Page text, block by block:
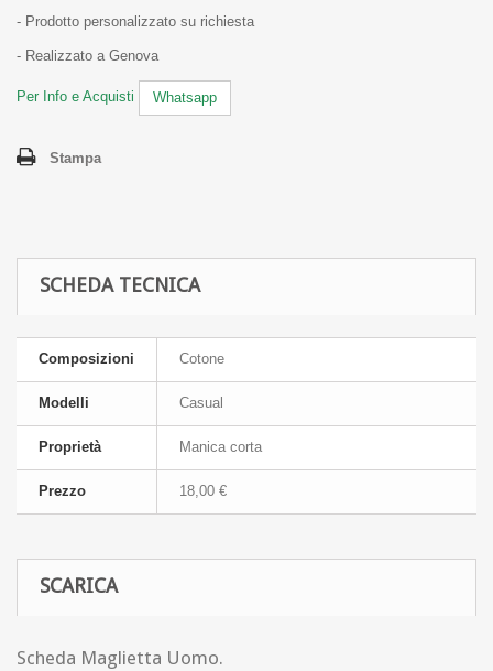
- Prodotto personalizzato su richiesta
- Realizzato a Genova
Per Info e Acquisti Whatsapp
Stampa
SCHEDA TECNICA
Composizioni Cotone
Modelli Casual
Proprietà Manica corta
Prezzo 18,00 €
SCARICA
Scheda Maglietta Uomo.